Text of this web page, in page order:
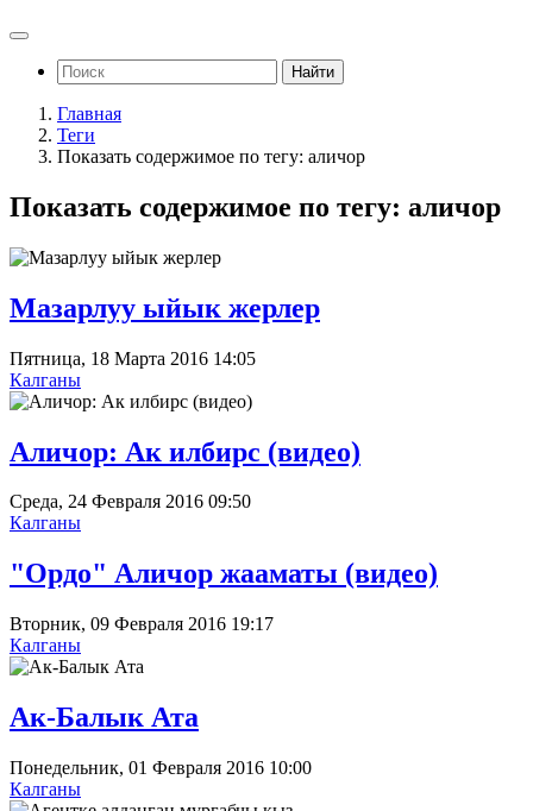
Найти
Главная
Теги
Показать содержимое по тегу: аличор
Показать содержимое по тегу: аличор
Мазарлуу ыйык жерлер
Пятница, 18 Марта 2016 14:05
Калганы
Аличор: Ак илбирс (видео)
Среда, 24 Февраля 2016 09:50
Калганы
"Ордо" Аличор жааматы (видео)
Вторник, 09 Февраля 2016 19:17
Калганы
Ак-Балык Ата
Понедельник, 01 Февраля 2016 10:00
Калганы